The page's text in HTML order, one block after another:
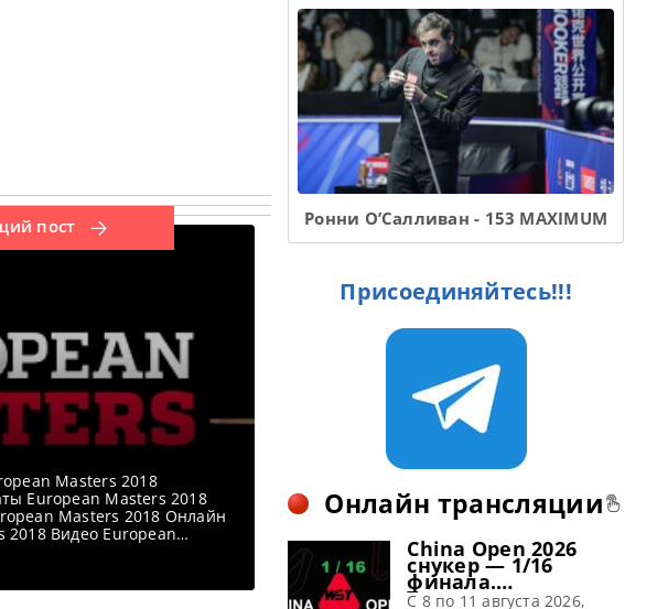
пост
Masters 2018
European Masters 2018
Masters 2018 Онлайн
2018 Видео European
Мастерс 2018.
матча Джимми Робертсон
Видео матча
Ронни О’Салливан - 153 MAXIMUM
Присоединяйтесь!!!
Онлайн трансляции
China Open 2026
снукер — 1/16
финала.
Трансляции
C 8 по 11 августа 2026,